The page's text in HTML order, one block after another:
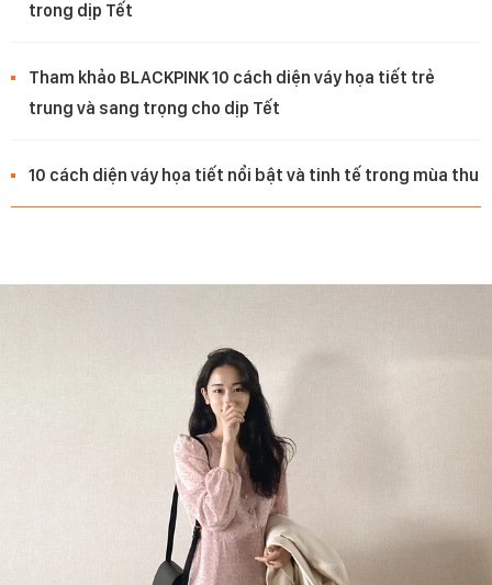
trong dịp Tết
Tham khảo BLACKPINK 10 cách diện váy họa tiết trẻ
trung và sang trọng cho dịp Tết
10 cách diện váy họa tiết nổi bật và tinh tế trong mùa thu